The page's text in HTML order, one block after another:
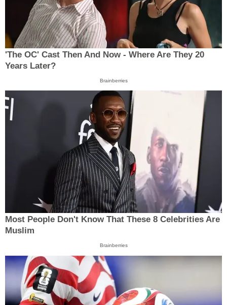
'The OC' Cast Then And Now - Where Are They 20
Years Later?
Brainberries
Most People Don't Know That These 8 Celebrities Are
Muslim
Brainberries